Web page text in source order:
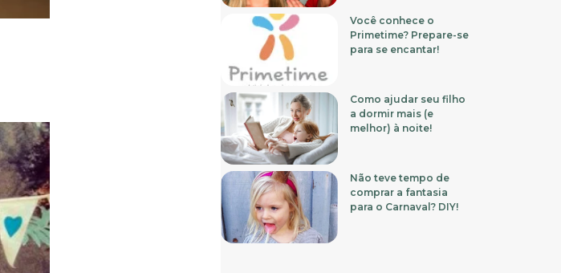
Você conhece o
Primetime? Prepare-se
para se encantar!
Como ajudar seu filho
a dormir mais (e
melhor) à noite!
Não teve tempo de
comprar a fantasia
para o Carnaval? DIY!